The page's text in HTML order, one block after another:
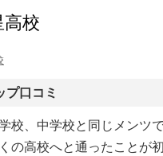
校
プ口コミ
校、中学校と同じメンツ
の高校へと通ったことが